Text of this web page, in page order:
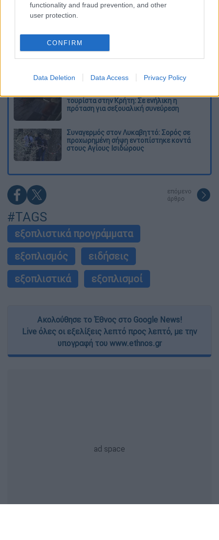
functionality and fraud prevention, and other
user protection.
CONFIRM
Data Deletion Data Access Privacy Policy
Kadebostany στο ethnos.gr: «Κάποτε
πίστευα ότι το να είσαι outsider ήταν
«Χωρίς σκηνές και κουβέρτες σε ακραίες
θερμοκρασίες»: Σε δραματικές συνθήκες
τουρίστα στην Κρήτη: Σε ενήλικη η
πρόταση για σεξουαλική συνεύρεση
Συναγερμός στον Λυκαβηττό: Σορός σε
προχωρημένη σήψη εντοπίστηκε κοντά
στους Αγίους Ισιδώρους
επόμενο
άρθρο
#TAGS
εξοπλιστικά προγράμματα
εξοπλισμός
ειδήσεις
εξοπλιστικά
εξοπλισμοί
Ακολούθησε το Έθνος στο Google News!
Live όλες οι εξελίξεις λεπτό προς λεπτό, με την
υπογραφή του www.ethnos.gr